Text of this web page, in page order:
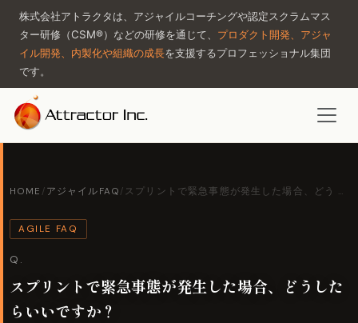
株式会社アトラクタは、アジャイルコーチングや認定スクラムマス
ター研修（CSM®）などの研修を通じて、 プロダクト開発、アジャ
イル開発、内製化や組織の成長を支援するプロフェッショナル集団
です。
HOME / アジャイルFAQ / スプリントで緊急事態が発生した場合、どう …
AGILE FAQ
Q.
スプリントで緊急事態が発生した場合、どうした
らいいですか？